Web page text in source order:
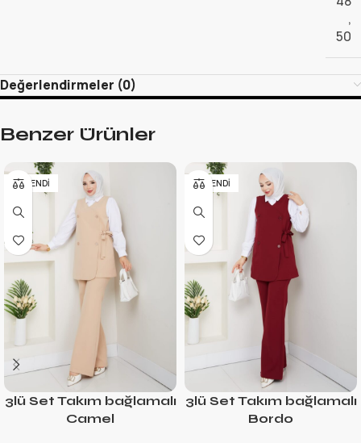
,
50
Değerlendirmeler (0)
Benzer Ürünler
TÜKENDI
3lü Set Takım bağlamalı
Camel
TÜKENDI
3lü Set Takım bağlamalı
Bordo